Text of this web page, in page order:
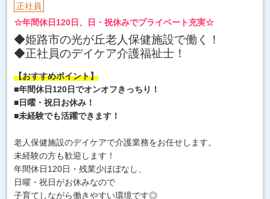
正社員
☆年間休日120日、日・祝休みでプライベート充実☆
◆姫路市の光が丘老人保健施設で働く！
◆正社員のデイケア介護福祉士！
【おすすめポイント】
■年間休日120日でオンオフきっちり！
■日曜・祝日お休み ！
■未経験でも活躍できます！
老人保健施設のデイケアで介護業務をお任せします。
未経験の方も歓迎します！
年間休日120日・残業少ほぼなし、
日曜・祝日がお休みなので
子育てしながら働きやすい環境です◎